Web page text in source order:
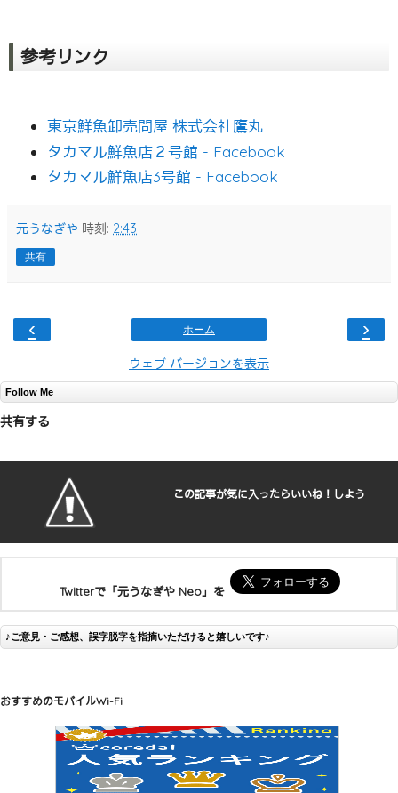
参考リンク
東京鮮魚卸売問屋 株式会社鷹丸
タカマル鮮魚店２号館 - Facebook
タカマル鮮魚店3号館 - Facebook
元うなぎや 時刻: 2:43
共有
‹ ›
ホーム
ウェブ バージョンを表示
Follow Me
共有する
この記事が気に入ったらいいね！しよう
Twitterで「元うなぎや Neo」を
♪ご意見・ご感想、誤字脱字を指摘いただけると嬉しいです♪
おすすめのモバイルWi-Fi